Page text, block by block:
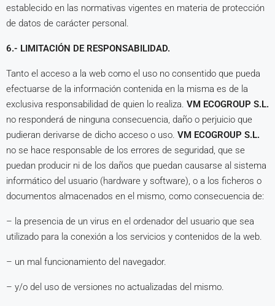
establecido en las normativas vigentes en materia de protección
de datos de carácter personal.
6.- LIMITACIÓN DE RESPONSABILIDAD.
Tanto el acceso a la web como el uso no consentido que pueda
efectuarse de la información contenida en la misma es de la
exclusiva responsabilidad de quien lo realiza. VM ECOGROUP S.L.
no responderá de ninguna consecuencia, daño o perjuicio que
pudieran derivarse de dicho acceso o uso. VM ECOGROUP S.L.
no se hace responsable de los errores de seguridad, que se
puedan producir ni de los daños que puedan causarse al sistema
informático del usuario (hardware y software), o a los ficheros o
documentos almacenados en el mismo, como consecuencia de:
– la presencia de un virus en el ordenador del usuario que sea
utilizado para la conexión a los servicios y contenidos de la web.
– un mal funcionamiento del navegador.
– y/o del uso de versiones no actualizadas del mismo.